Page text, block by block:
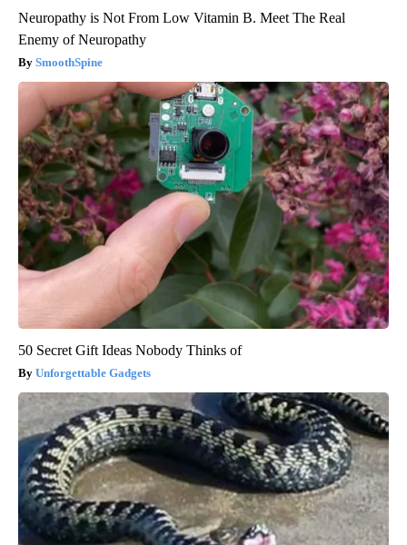
Neuropathy is Not From Low Vitamin B. Meet The Real
Enemy of Neuropathy
SmoothSpine
50 Secret Gift Ideas Nobody Thinks of
Unforgettable Gadgets